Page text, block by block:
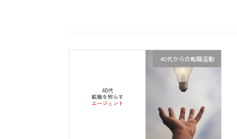
40代からの転職活動